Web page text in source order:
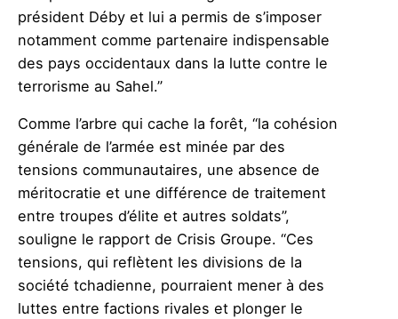
président Déby et lui a permis de s’imposer
notamment comme partenaire indispensable
des pays occidentaux dans la lutte contre le
terrorisme au Sahel.”
Comme l’arbre qui cache la forêt, “la cohésion
générale de l’armée est minée par des
tensions communautaires, une absence de
méritocratie et une différence de traitement
entre troupes d’élite et autres soldats”,
souligne le rapport de Crisis Groupe. “Ces
tensions, qui reflètent les divisions de la
société tchadienne, pourraient mener à des
luttes entre factions rivales et plonger le